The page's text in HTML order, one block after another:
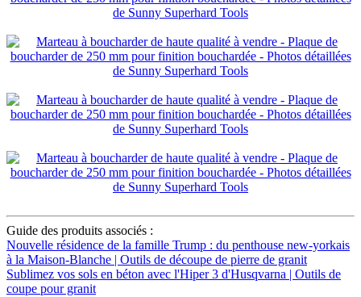
Guide des produits associés :
Nouvelle résidence de la famille Trump : du penthouse new-yorkais
à la Maison-Blanche | Outils de découpe de pierre de granit
Sublimez vos sols en béton avec l'Hiper 3 d'Husqvarna | Outils de
coupe pour granit